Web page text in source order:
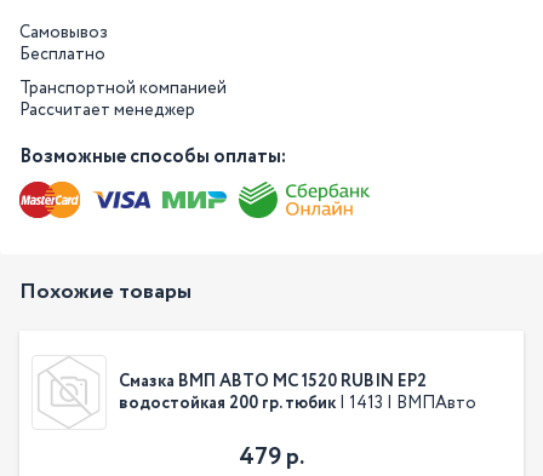
Самовывоз
Бесплатно
Транспортной компанией
Рассчитает менеджер
Возможные способы оплаты:
Похожие товары
Смазка ВМП АВТО МС 1520 RUBIN EP2
водостойкая 200 гр. тюбик | 1413 | ВМПАвто
479 р.